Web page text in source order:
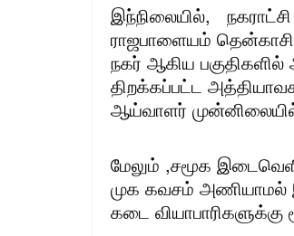
இந்நிலையில்,
ராஜபாளையம் தென்காசி
நகர் ஆகிய
திறக்கப்பட்ட
ஆய்வாளர்
மேலும் ,சமூக
முக கவசம் அணியாமல்
கடை